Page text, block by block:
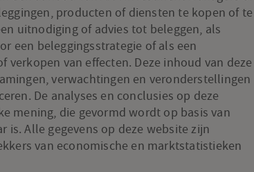
will
be
reassigned
to
the
first
new
item
producten of diensten te kopen of te
uitnodiging of advies tot beleggen, als
een beleggingsstrategie of als een
van effecten. Deze inhoud van deze
verwachtingen en veronderstellingen
De analyses en conclusies op deze
mening, die gevormd wordt op basis van
is. Alle gegevens op deze website zijn
van economische en marktstatistieken